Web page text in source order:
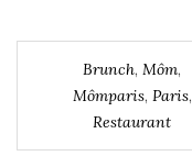
Brunch, Môm,
Mômparis, Paris,
Restaurant